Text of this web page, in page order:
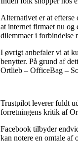
Alternativet er at
at internet firmaet nu og
dilemmaer i forbindelse
I øvrigt anbefaler vi at
benytter. På grund af
Ortlieb – OfficeBag –
Trustpilot leverer fuldt
forretningens kritik af
Facebook tilbyder
kan notere en omtale af